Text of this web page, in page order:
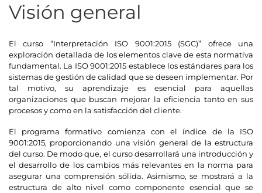
Visión general
El curso “Interpretación ISO 9001:2015 (SGC)” ofrece una
exploración detallada de los elementos clave de esta normativa
fundamental. La ISO 9001:2015 establece los estándares para los
sistemas de gestión de calidad que se deseen implementar. Por
tal motivo, su aprendizaje es esencial para aquellas
organizaciones que buscan mejorar la eficiencia tanto en sus
procesos y como en la satisfacción del cliente.
El programa formativo comienza con el índice de la ISO
9001:2015, proporcionando una visión general de la estructura
del curso. De modo que, el curso desarrollará una introducción y
el desarrollo de los cambios más relevantes en la norma para
asegurar una comprensión sólida. Asimismo, se mostrará a la
estructura de alto nivel como componente esencial que se